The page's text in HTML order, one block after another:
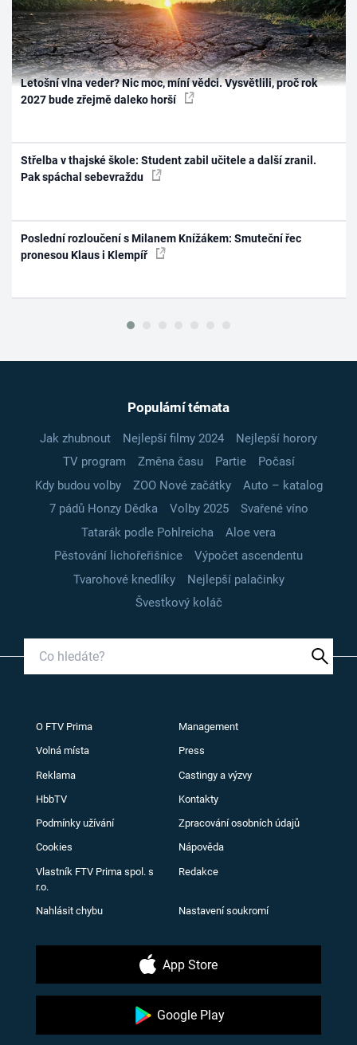
Letošní vlna veder? Nic moc, míní vědci. Vysvětlili, proč rok
2027 bude zřejmě daleko horší
Střelba v thajské škole: Student zabil učitele a další zranil.
Pak spáchal sebevraždu
Poslední rozloučení s Milanem Knížákem: Smuteční řec
pronesou Klaus i Klempíř
Populární témata
Jak zhubnout Nejlepší filmy 2024
Nejlepší horory
TV program
Změna času Partie
Počasí
Kdy budou volby
ZOO Nové začátky
Auto – katalog
7 pádů Honzy Dědka
Volby 2025
Svařené víno
Tatarák podle Pohlreicha
Aloe vera
Pěstování lichořeřišnice
Výpočet ascendentu
Tvarohové knedlíky
Nejlepší palačinky
Švestkový koláč
O FTV Prima Management
Volná místa Press
Reklama Castingy a výzvy
HbbTV Kontakty
Podmínky užívání Zpracování osobních údajů
Cookies Nápověda
Vlastník FTV Prima spol. s
r.o.
Redakce
Nahlásit chybu Nastavení soukromí
App Store
Google Play